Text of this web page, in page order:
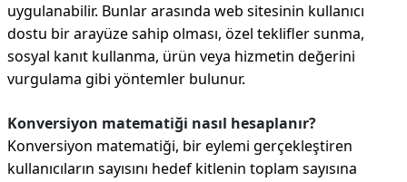
uygulanabilir. Bunlar arasında web sitesinin kullanıcı
dostu bir arayüze sahip olması, özel teklifler sunma,
sosyal kanıt kullanma, ürün veya hizmetin değerini
vurgulama gibi yöntemler bulunur.
Konversiyon matematiği nasıl hesaplanır?
Konversiyon matematiği, bir eylemi gerçekleştiren
kullanıcıların sayısını hedef kitlenin toplam sayısına